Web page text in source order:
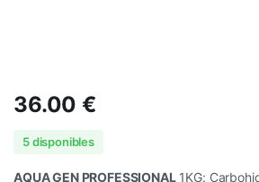
36.00€
5 disponibles
AQUA GEN PROFESSIONAL1KG: